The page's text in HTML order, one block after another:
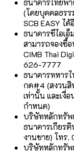
ธนาคารไทยพ
(โดยบุคคลธร
SCB EASY ได้
ธนาคารซีไอเ
สามารถจองซื้
CIMB Thai
626-7777
ธนาคารทหาร
กด#4 (สงวนสิ
เท่านั้น และเงื่
กำหนด)
บริษัทหลักทรัพ
ธนาคารเกียร
งานขาย) โทร
บริษัทหลักทรัพ